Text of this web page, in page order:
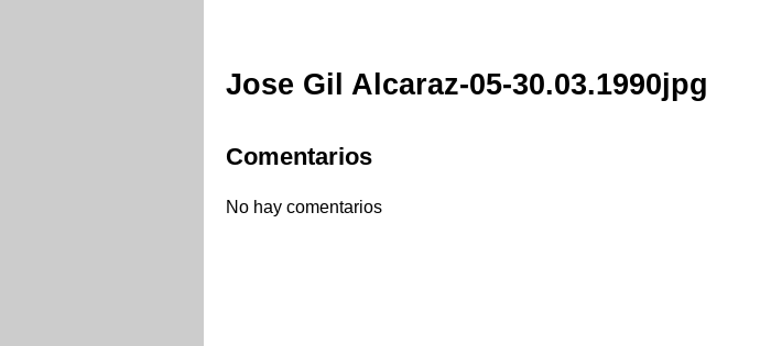
Jose Gil Alcaraz-05-30.03.1990jpg
Comentarios
No hay comentarios